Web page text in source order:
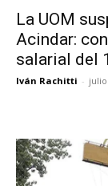
La UOM
Acindar:
salarial del
Iván Rachitti - julio